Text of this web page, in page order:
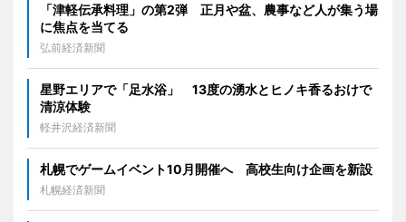
「津軽伝承料理」の第2弾 正月や盆、農事など人が集う場
に焦点を当てる
弘前経済新聞
星野エリアで「足水浴」 13度の湧水とヒノキ香るおけで
清涼体験
軽井沢経済新聞
札幌でゲームイベント10月開催へ 高校生向け企画を新設
札幌経済新聞